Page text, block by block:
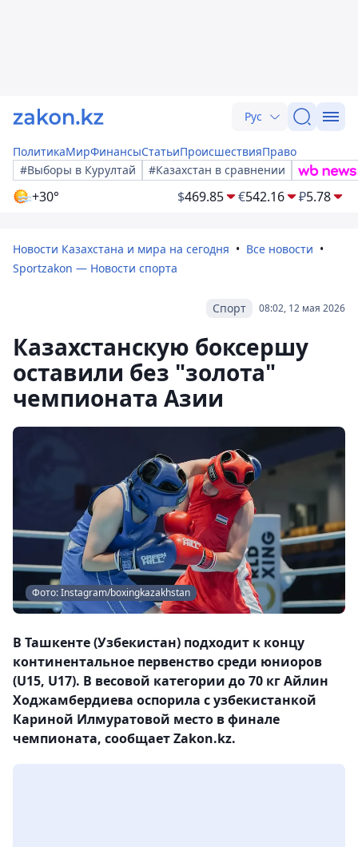
Рус
ПолитикаМирФинансыСтатьиПроисшествияПраво
#Выборы в Курултай
#Казахстан в сравнении
+30° $469.85 €542.16 ₽5.78
Новости Казахстана и мира на сегодня
Все новости
Sportzakon — Новости спорта
08:02, 12 мая 2026
Спорт
Казахстанскую боксершу
оставили без "золота"
чемпионата Азии
Фото: Instagram/boxingkazakhstan
В Ташкенте (Узбекистан) подходит к концу
континентальное первенство среди юниоров
(U15, U17). В весовой категории до 70 кг Айлин
Ходжамбердиева оспорила с узбекистанкой
Кариной Илмуратовой место в финале
чемпионата, сообщает Zakon.kz.